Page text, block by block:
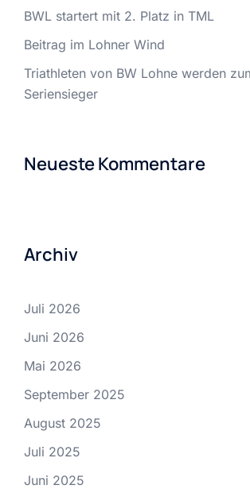
BWL startert mit 2. Platz in TML
Beitrag im Lohner Wind
Triathleten von BW Lohne werden
Seriensieger
Neueste Kommentare
Archiv
Juli 2026
Juni 2026
Mai 2026
September 2025
August 2025
Juli 2025
Juni 2025